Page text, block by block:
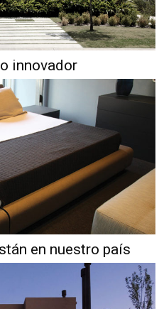
innovador
en nuestro país